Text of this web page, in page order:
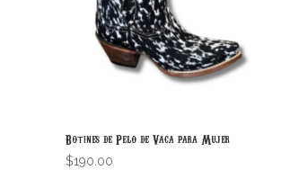
Botines de Pelo de Vaca para Mujer
$190.00